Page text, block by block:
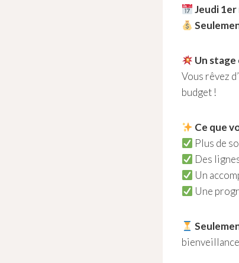
Jeudi 1er
Un
Vous rêvez
budget !
Ce que
Plus de
Des
Un
Une